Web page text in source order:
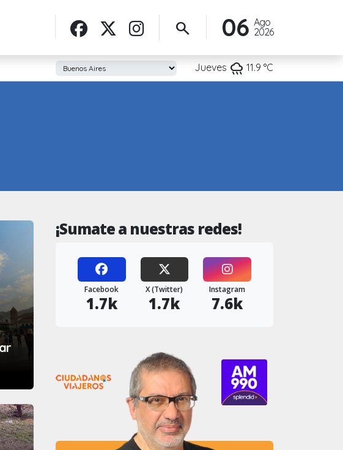
Ago
2026
06
search
Jueves rainy 11.9 °C
¡Sumate a nuestras redes!
Facebook
1.7k
X (Twitter)
1.7k
Instagram
7.6k